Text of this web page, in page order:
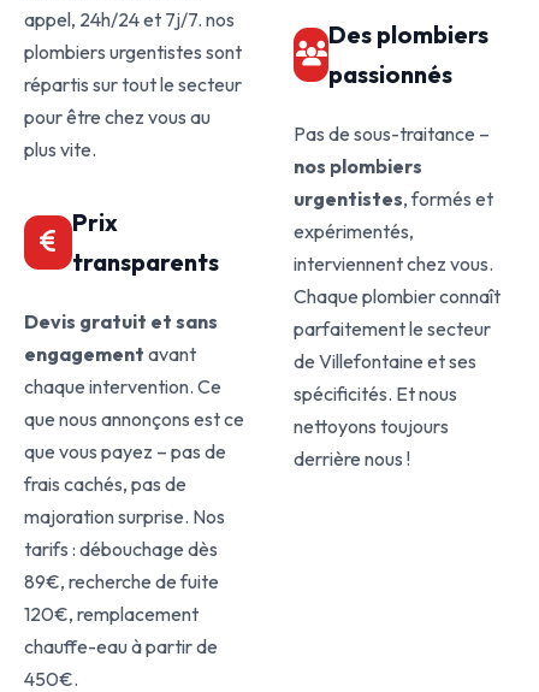
appel, 24h/24 et 7j/7. nos
plombiers urgentistes sont
répartis sur tout le secteur
pour être chez vous au
plus vite.
Prix
transparents
Devis gratuit et sans
engagement avant
chaque intervention. Ce
que nous annonçons est ce
que vous payez – pas de
frais cachés, pas de
majoration surprise. Nos
tarifs : débouchage dès
89€, recherche de fuite
120€, remplacement
chauffe-eau à partir de
450€.
Des plombiers
passionnés
Pas de sous-traitance –
nos plombiers
urgentistes, formés et
expérimentés,
interviennent chez vous.
Chaque plombier connaît
parfaitement le secteur
de Villefontaine et ses
spécificités. Et nous
nettoyons toujours
derrière nous !